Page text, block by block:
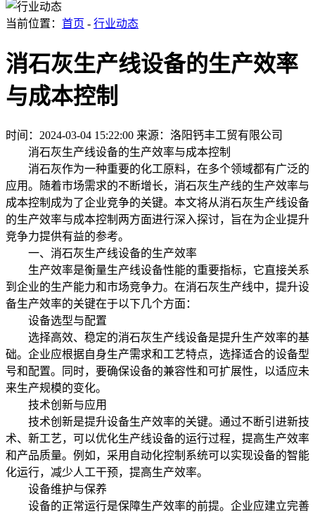
当前位置： 首页 - 行业动态
消石灰生产线设备的生产效率
与成本控制
时间：2024-03-04 15:22:00 来源：洛阳钙丰工贸有限公司
消石灰生产线设备的生产效率与成本控制
消石灰作为一种重要的化工原料，在多个领域都有广泛的
应用。随着市场需求的不断增长，消石灰生产线的生产效率与
成本控制成为了企业竞争的关键。本文将从消石灰生产线设备
的生产效率与成本控制两方面进行深入探讨，旨在为企业提升
竞争力提供有益的参考。
一、消石灰生产线设备的生产效率
生产效率是衡量生产线设备性能的重要指标，它直接关系
到企业的生产能力和市场竞争力。在消石灰生产线中，提升设
备生产效率的关键在于以下几个方面：
设备选型与配置
选择高效、稳定的消石灰生产线设备是提升生产效率的基
础。企业应根据自身生产需求和工艺特点，选择适合的设备型
号和配置。同时，要确保设备的兼容性和可扩展性，以适应未
来生产规模的变化。
技术创新与应用
技术创新是提升设备生产效率的关键。通过不断引进新技
术、新工艺，可以优化生产线设备的运行过程，提高生产效率
和产品质量。例如，采用自动化控制系统可以实现设备的智能
化运行，减少人工干预，提高生产效率。
设备维护与保养
设备的正常运行是保障生产效率的前提。企业应建立完善